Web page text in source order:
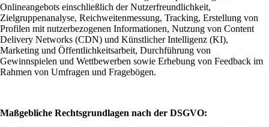
Onlineangebots einschließlich der Nutzerfreundlichkeit,
Zielgruppenanalyse, Reichweitenmessung, Tracking, Erstellung von
Profilen mit nutzerbezogenen Informationen, Nutzung von Content
Delivery Networks (CDN) und Künstlicher Intelligenz (KI),
Marketing und Öffentlichkeitsarbeit, Durchführung von
Gewinnspielen und Wettbewerben sowie Erhebung von Feedback im
Rahmen von Umfragen und Fragebögen.
Maßgebliche Rechtsgrundlagen nach der DSGVO: